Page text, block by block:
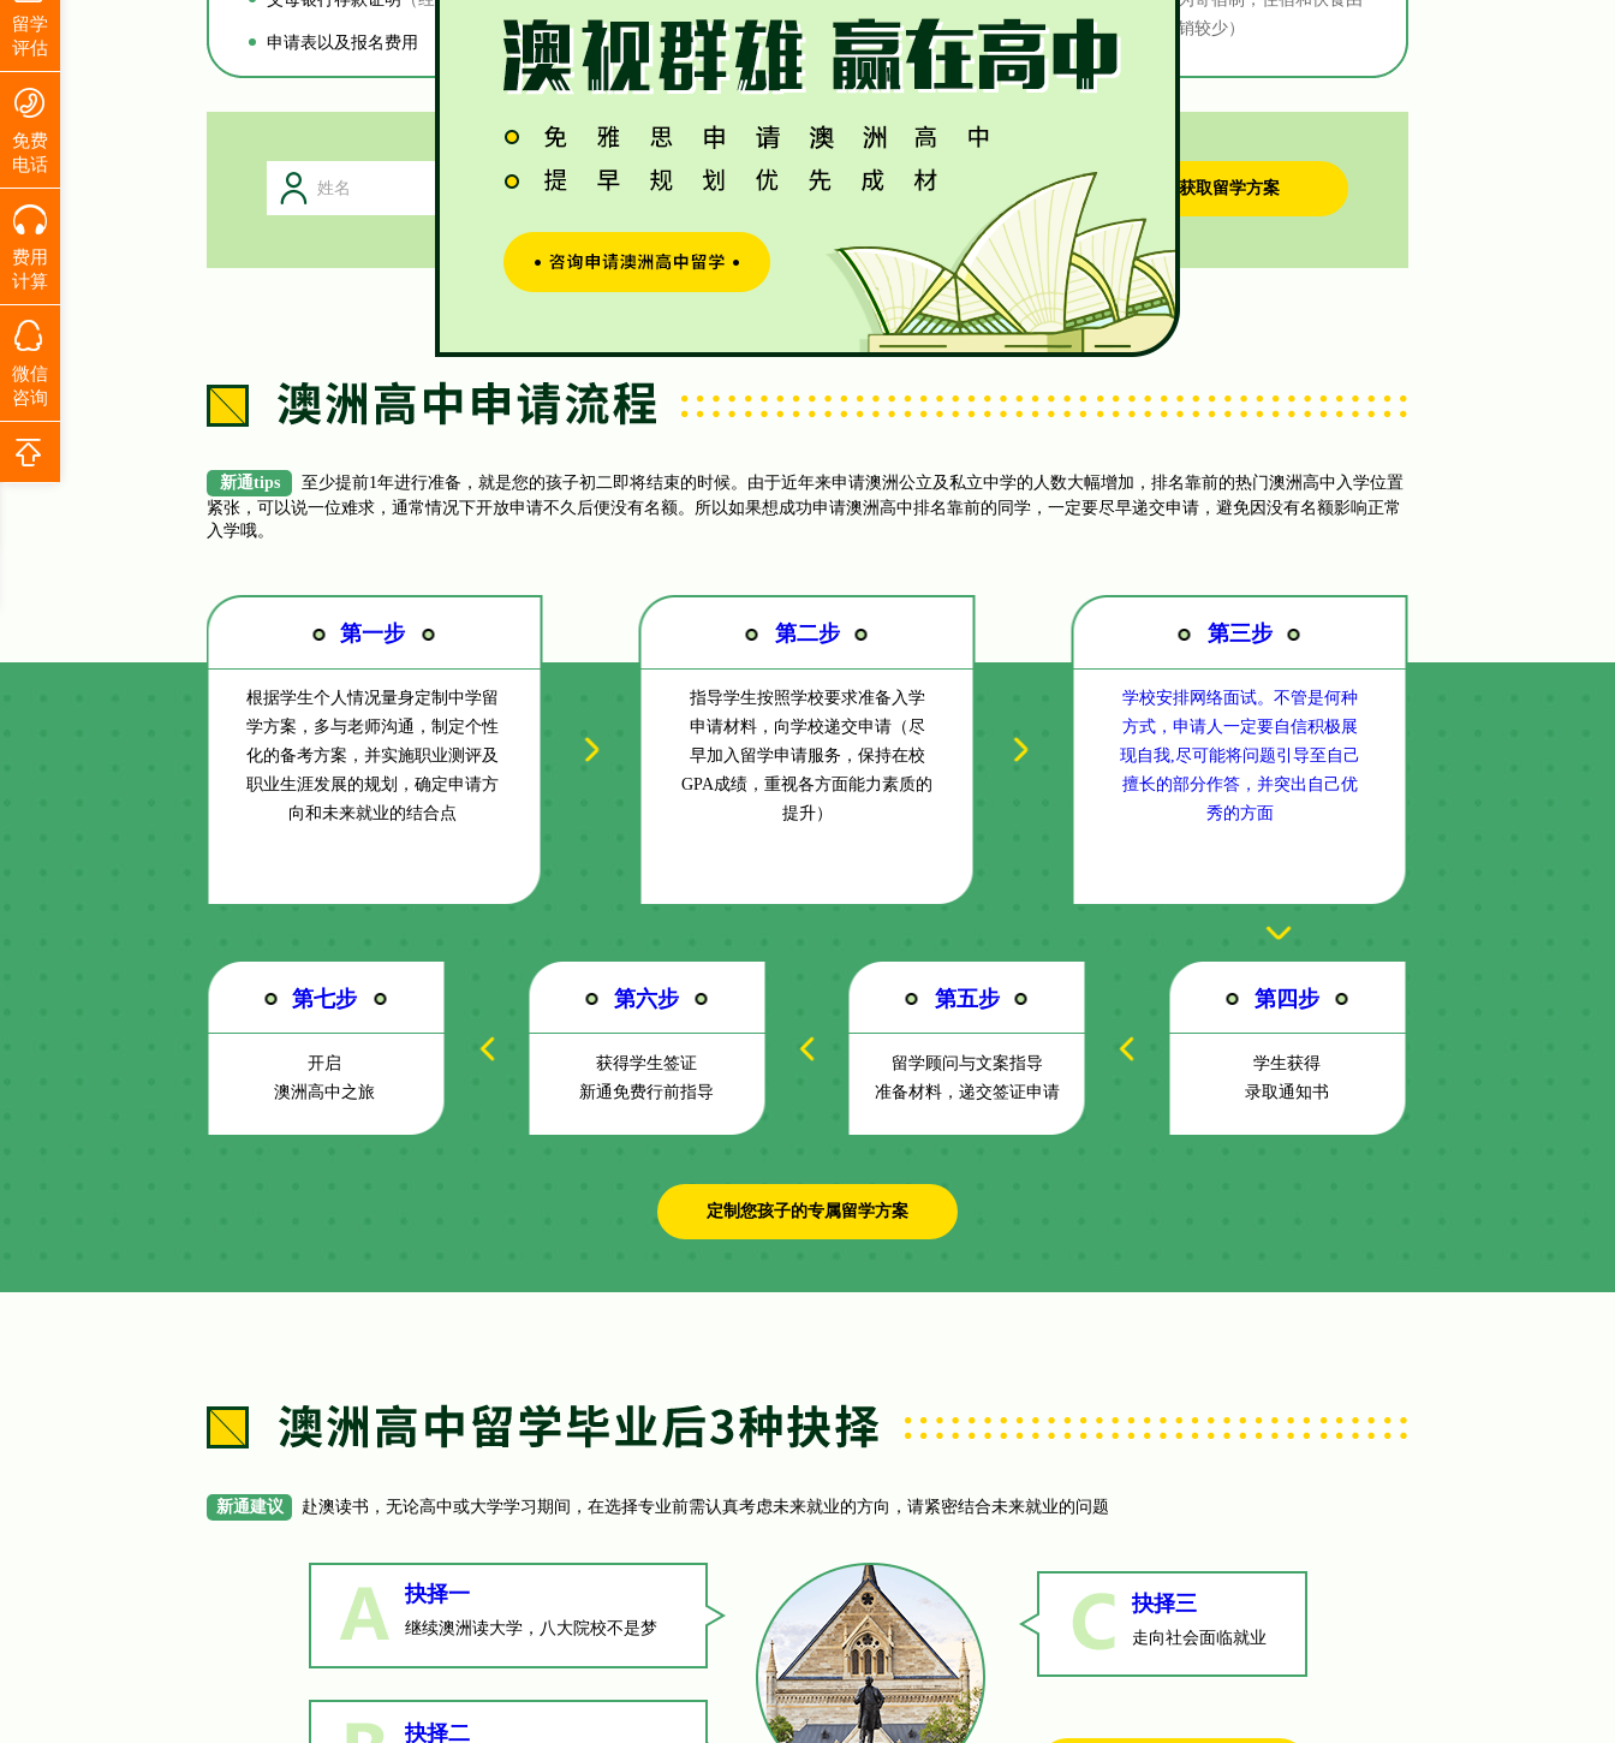
申请表以及报名费用
学校管理，个人生活开销较少）
预约获取留学方案
新通tips
至少提前1年进行准备，就是您的孩子初二即将结束的时候。由于近年来申请澳洲公立及私立中学的人数大幅增加，排名靠前的热门澳洲高中入学位置
紧张，可以说一位难求，通常情况下开放申请不久后便没有名额。所以如果想成功申请澳洲高中排名靠前的同学，一定要尽早递交申请，避免因没有名额影响正常
入学哦。
第一步
根据学生个人情况量身定制中学留
学方案，多与老师沟通，制定个性
化的备考方案，并实施职业测评及
职业生涯发展的规划，确定申请方
向和未来就业的结合点
第二步
指导学生按照学校要求准备入学
申请材料，向学校递交申请（尽
早加入留学申请服务，保持在校
GPA成绩，重视各方面能力素质的
提升）
第三步
学校安排网络面试。不管是何种
方式，申请人一定要自信积极展
现自我,尽可能将问题引导至自己
擅长的部分作答，并突出自己优
秀的方面
第四步
学生获得
录取通知书
第五步
留学顾问与文案指导
准备材料，递交签证申请
第六步
获得学生签证
新通免费行前指导
第七步
开启
澳洲高中之旅
定制您孩子的专属留学方案
新通建议 赴澳读书，无论高中或大学学习期间，在选择专业前需认真考虑未来就业的方向，请紧密结合未来就业的问题
抉择一
继续澳洲读大学，八大院校不是梦
抉择二
抉择三
走向社会面临就业
留学
评估
免费
电话
费用
计算
微信
咨询